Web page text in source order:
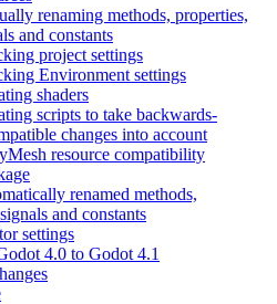
renaming methods, properties,
and constants
project settings
Environment settings
shaders
scripts to take backwards-
changes into account
resource compatibility
renamed methods,
and constants
settings
4.0 to Godot 4.1